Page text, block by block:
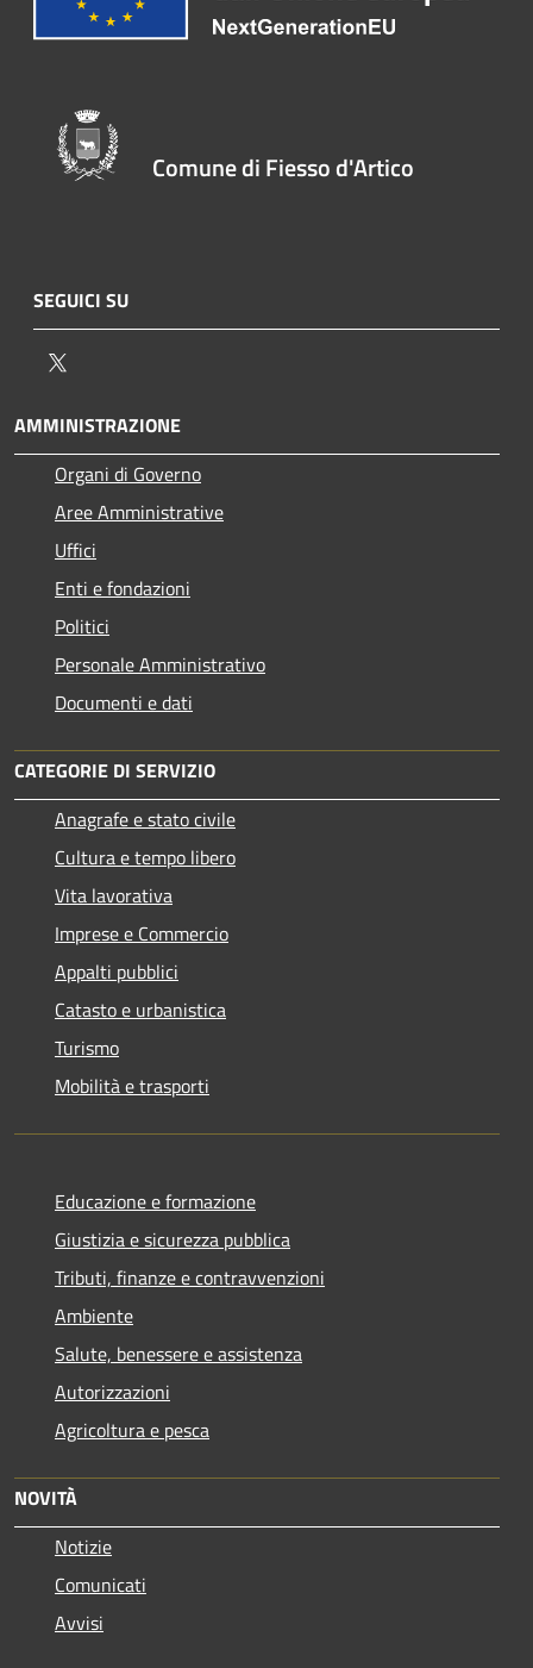
Comune di Fiesso d'Artico
SEGUICI SU
AMMINISTRAZIONE
Organi di Governo
Aree Amministrative
Uffici
Enti e fondazioni
Politici
Personale Amministrativo
Documenti e dati
CATEGORIE DI SERVIZIO
Anagrafe e stato civile
Cultura e tempo libero
Vita lavorativa
Imprese e Commercio
Appalti pubblici
Catasto e urbanistica
Turismo
Mobilità e trasporti
Educazione e formazione
Giustizia e sicurezza pubblica
Tributi, finanze e contravvenzioni
Ambiente
Salute, benessere e assistenza
Autorizzazioni
Agricoltura e pesca
NOVITÀ
Notizie
Comunicati
Avvisi